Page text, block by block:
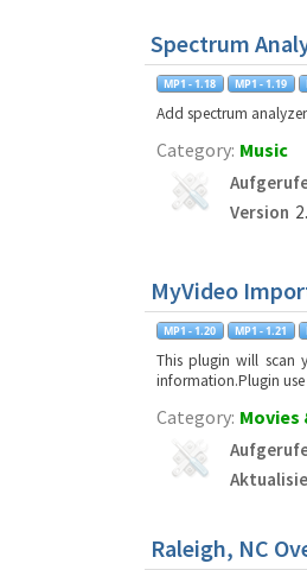
Spectrum
Add spectrum
Category: Music
Version
MyVideo
This plugin will scan
information.Plugin use
Category: Movies
Raleigh, NC